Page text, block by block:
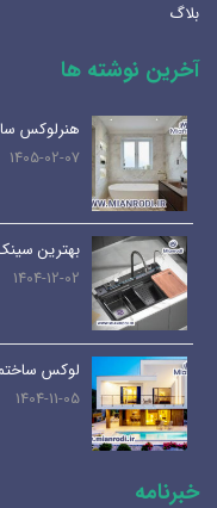
بلاگ
آخرین نوشته ها
هنرلوکس
1405-02-07
بهترین
1404-12-02
لوکس
1404-11-05
خبرنامه